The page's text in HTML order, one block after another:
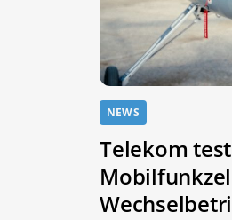
NEWS
Telekom